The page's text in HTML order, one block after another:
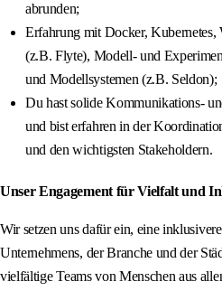
abrunden;
Erfahrung mit Docker,
(z.B. Flyte), Modell- und
und Modellsystemen (z.B. Seldon);
Du hast solide Kommunikations-
und bist erfahren in der
und den wichtigsten Stakeholdern.
Unser Engagement für Vielfalt und
Wir setzen uns dafür ein, eine
Unternehmens, der Branche und der
vielfältige Teams von Menschen aus